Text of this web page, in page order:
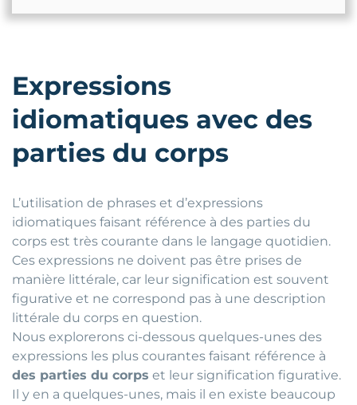
Expressions
idiomatiques avec des
parties du corps
L’utilisation de phrases et d’expressions
idiomatiques faisant référence à des parties du
corps est très courante dans le langage quotidien.
Ces expressions ne doivent pas être prises de
manière littérale, car leur signification est souvent
figurative et ne correspond pas à une description
littérale du corps en question.
Nous explorerons ci-dessous quelques-unes des
expressions les plus courantes faisant référence à
des parties du corps et leur signification figurative.
Il y en a quelques-unes, mais il en existe beaucoup